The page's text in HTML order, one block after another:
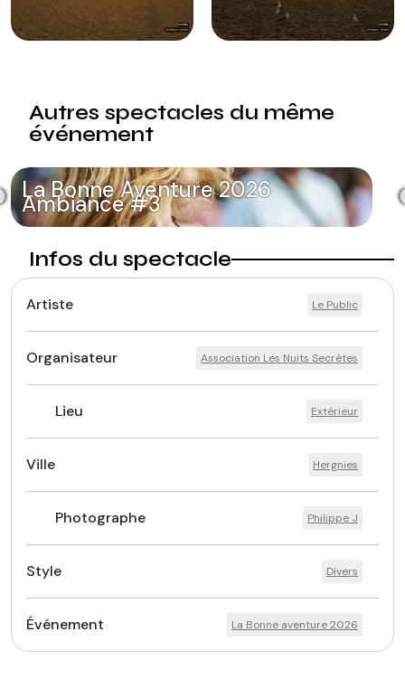
Autres spectacles du même
événement
La Bonne Aventure 2026
Ambiance #3
Infos du spectacle
Artiste Le Public
Organisateur Association Les Nuits Secrètes
Lieu Extérieur
Ville Hergnies
Photographe Philippe J
Style Divers
Événement La Bonne aventure 2026